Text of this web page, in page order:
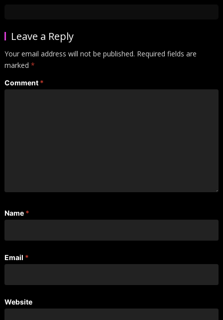
Leave a Reply
Your email address will not be published. Required fields are
marked *
Comment *
Name *
Email *
Website